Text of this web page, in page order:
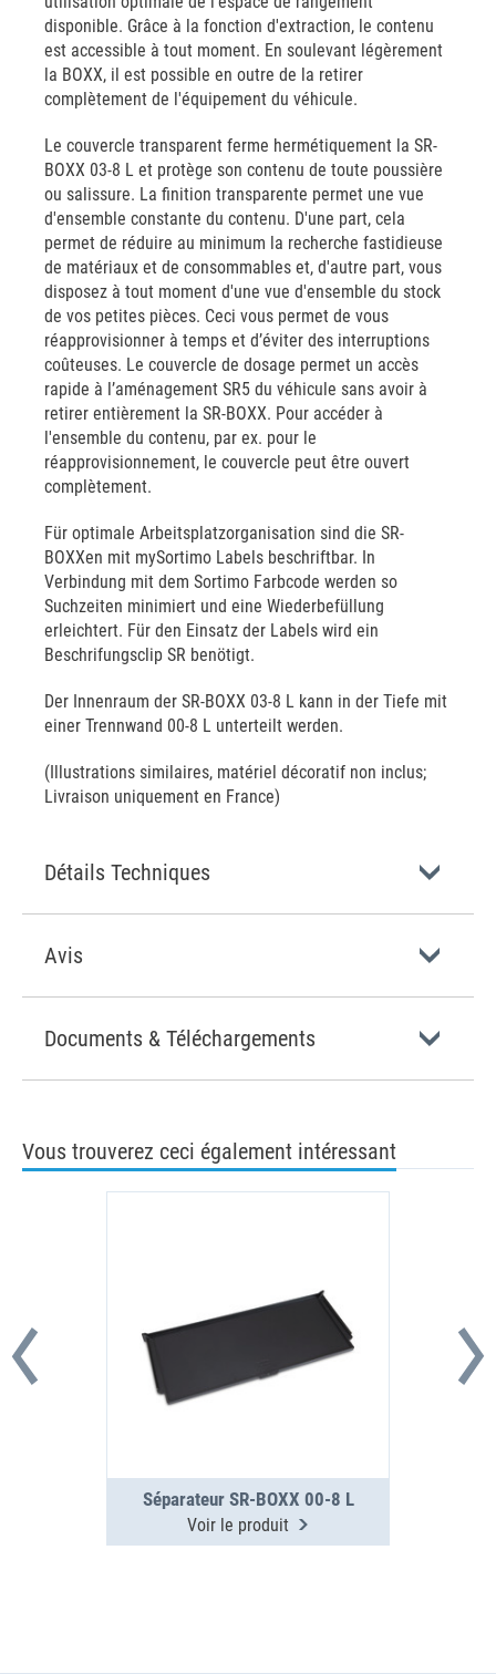
disponible. Grâce à la fonction d'extraction, le contenu
est accessible à tout moment. En soulevant légèrement
la BOXX, il est possible en outre de la retirer
complètement de l'équipement du véhicule.
Le couvercle transparent ferme hermétiquement la SR-
BOXX 03-8 L et protège son contenu de toute poussière
ou salissure. La finition transparente permet une vue
d'ensemble constante du contenu. D'une part, cela
permet de réduire au minimum la recherche fastidieuse
de matériaux et de consommables et, d'autre part, vous
disposez à tout moment d'une vue d'ensemble du stock
de vos petites pièces. Ceci vous permet de vous
réapprovisionner à temps et d’éviter des interruptions
coûteuses. Le couvercle de dosage permet un accès
rapide à l’aménagement SR5 du véhicule sans avoir à
retirer entièrement la SR-BOXX. Pour accéder à
l'ensemble du contenu, par ex. pour le
réapprovisionnement, le couvercle peut être ouvert
complètement.
Für optimale Arbeitsplatzorganisation sind die SR-
BOXXen mit mySortimo Labels beschriftbar. In
Verbindung mit dem Sortimo Farbcode werden so
Suchzeiten minimiert und eine Wiederbefüllung
erleichtert. Für den Einsatz der Labels wird ein
Beschrifungsclip SR benötigt.
Der Innenraum der SR-BOXX 03-8 L kann in der Tiefe mit
einer Trennwand 00-8 L unterteilt werden.
(Illustrations similaires, matériel décoratif non inclus;
Livraison uniquement en France)
Détails Techniques
Avis
Documents & Téléchargements
Vous trouverez ceci également intéressant
Séparateur SR-BOXX 00-8 L
Voir le produit